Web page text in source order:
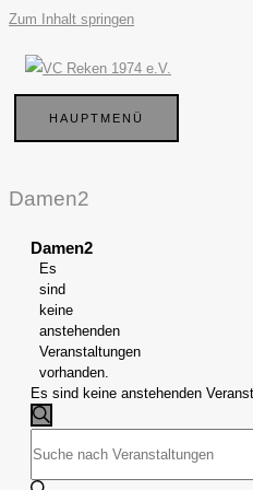
Zum Inhalt springen
HAUPTMENÜ
Damen2
Damen2
Es
sind
keine
anstehenden
Veranstaltungen
vorhanden.
Es sind keine anstehenden
Veranstaltungen
Suche
und
Ansichten,
SUCHE
Schlüsselwort
eingeben.